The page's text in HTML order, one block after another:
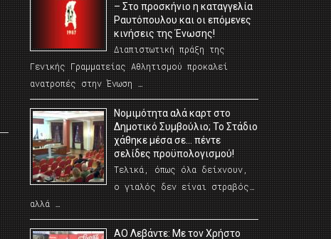
– Στο προσκήνιο η καταγγελία
Ραυτόπουλου και οι επόμενες
κινήσεις της Ένωσης!
Διαπιστωτική πράξη της
Γενικής Γραμματείας Αθλητισμού προκαλεί
ανατροπές στην Ένωση …
Νομιμότητα αλά καρτ στο
Δημοτικό Συμβούλιο; Το Στάδιο
χάθηκε μέσα σε… πέντε
σελίδες προϋπολογισμού!
Τελικά, όπως όλα δείχνουν,
ο γιαλός δεν είναι στραβός…
αλλά …
ΑΟ Λεβάντε: Με τον Χρήστο